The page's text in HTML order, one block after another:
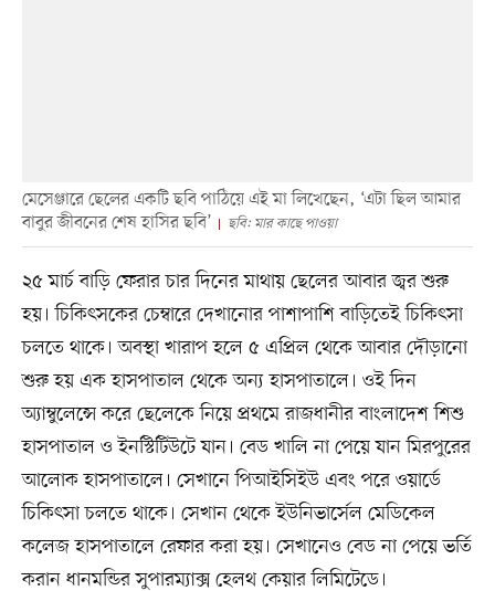
মেসেঞ্জারে ছেলের একটি ছবি পাঠিয়ে এই মা লিখেছেন, ‘এটা ছিল আমার
বাবুর জীবনের শেষ হাসির ছবি’
ছবি: মার কাছে পাওয়া
২৫ মার্চ বাড়ি ফেরার চার দিনের মাথায় ছেলের আবার জ্বর শুরু
হয়। চিকিৎসকের চেম্বারে দেখানোর পাশাপাশি বাড়িতেই চিকিৎসা
চলতে থাকে। অবস্থা খারাপ হলে ৫ এপ্রিল থেকে আবার দৌড়ানো
শুরু হয় এক হাসপাতাল থেকে অন্য হাসপাতালে। ওই দিন
অ্যাম্বুলেন্সে করে ছেলেকে নিয়ে প্রথমে রাজধানীর বাংলাদেশ শিশু
হাসপাতাল ও ইনস্টিটিউটে যান। বেড খালি না পেয়ে যান মিরপুরের
আলোক হাসপাতালে। সেখানে পিআইসিইউ এবং পরে ওয়ার্ডে
চিকিৎসা চলতে থাকে। সেখান থেকে ইউনিভার্সেল মেডিকেল
কলেজ হাসপাতালে রেফার করা হয়। সেখানেও বেড না পেয়ে ভর্তি
করান ধানমন্ডির সুপারম্যাক্স হেলথ কেয়ার লিমিটেডে।